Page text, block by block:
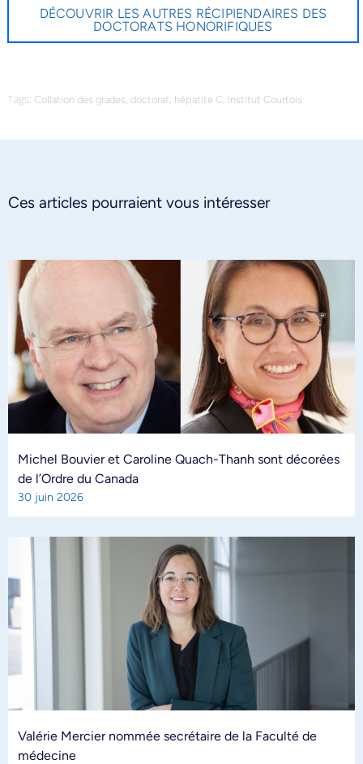
DÉCOUVRIR LES AUTRES RÉCIPIENDAIRES DES
DOCTORATS HONORIFIQUES
Tags: Collation des grades, doctorat , hépatite C, Institut Courtois
Ces articles pourraient vous intéresser
Michel Bouvier et Caroline Quach-Thanh sont décorées
de l’Ordre du Canada
30 juin 2026
Valérie Mercier nommée secrétaire de la Faculté de
médecine